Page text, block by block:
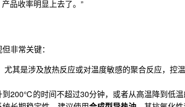
品收率明显上去了。”
非常关键：
尤其是涉及放热反应或对温度敏感的聚合反应，控
200℃的时间不超过30分钟，或者从高温降到低